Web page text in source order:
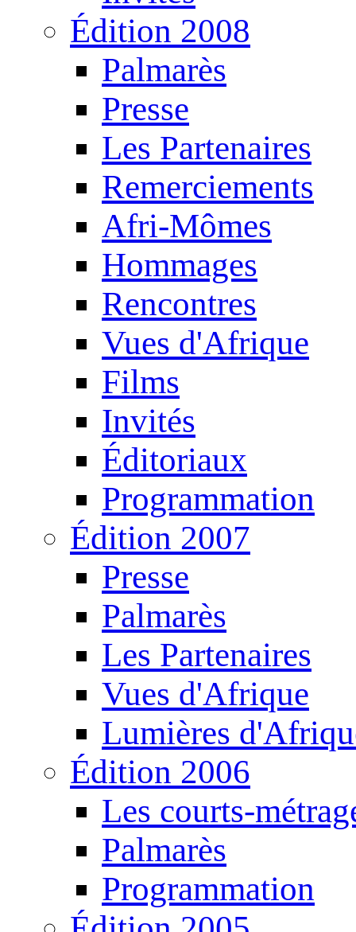
Édition 2008
Palmarès
Presse
Les Partenaires
Remerciements
Afri-Mômes
Hommages
Rencontres
Vues d'Afrique
Films
Invités
Éditoriaux
Programmation
Édition 2007
Presse
Palmarès
Les Partenaires
Vues d'Afrique
Lumières
Édition 2006
Les courts-
Palmarès
Programmation